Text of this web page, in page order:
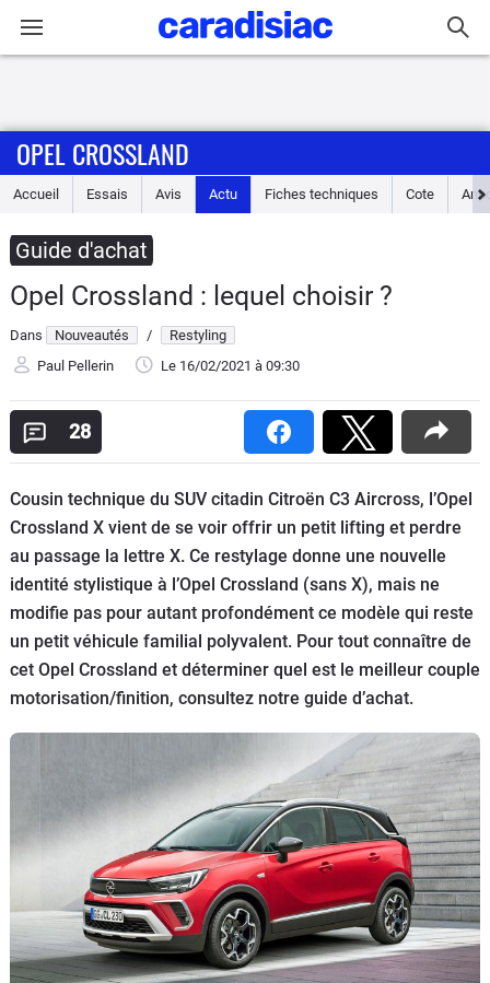
Accueil
Essais
Guide
d'achat
Electriques
Utilitaires
Flottes
Auto
Services
Forum
Moto
OPEL CROSSLAND
Accueil Essais Avis Actu Fiches techniques Cote
Guide d'achat
Opel Crossland : lequel choisir ?
Dans Nouveautés /
Restyling
Paul Pellerin
Le 16/02/2021 à 09:30
28
Cousin technique du SUV citadin Citroën C3 Aircross, l’Opel
Crossland X vient de se voir offrir un petit lifting et perdre
au passage la lettre X. Ce restylage donne une nouvelle
identité stylistique à l’Opel Crossland (sans X), mais ne
modifie pas pour autant profondément ce modèle qui reste
un petit véhicule familial polyvalent. Pour tout connaître de
cet Opel Crossland et déterminer quel est le meilleur couple
motorisation/finition, consultez notre guide d’achat.